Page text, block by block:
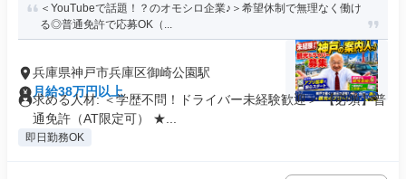
＜YouTubeで話題！？のオモシロ企業♪＞希望休制で無理なく働け
る◎普通免許で応募OK（...
兵庫県神戸市兵庫区御崎公園駅
月給38万円以上
求める人材: ＜学歴不問！ドライバー未経験歓迎＞ 【必須】普
通免許（AT限定可） ★...
即日勤務OK